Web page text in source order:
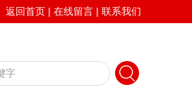
返回首页 | 在线留言 | 联系我们